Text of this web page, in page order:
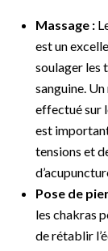
Massage :
est un
soulager les
sanguine.
effectué sur
est
tensions et
Pose de
les chakras
de rétablir